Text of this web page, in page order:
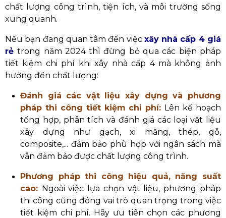
chất lượng công trình, tiện ích, và môi trường sống
xung quanh.
Nếu bạn đang quan tâm đến việc xây nhà cấp 4 giá
rẻ trong năm 2024 thì đừng bỏ qua các biện pháp
tiết kiệm chi phí khi xây nhà cấp 4 mà không ảnh
hưởng đến chất lượng:
Đánh giá các vật liệu xây dựng và phương
pháp thi công tiết kiệm chi phí: Lên kế hoạch
tổng hợp, phân tích và đánh giá các loại vật liệu
xây dựng như gạch, xi măng, thép, gỗ,
composite,... đảm bảo phù hợp với ngân sách mà
vẫn đảm bảo được chất lượng công trình.
Phương pháp thi công hiệu quả, năng suất
cao: Ngoài việc lựa chọn vật liệu, phương pháp
thi công cũng đóng vai trò quan trọng trong việc
tiết kiệm chi phí. Hãy ưu tiên chọn các phương